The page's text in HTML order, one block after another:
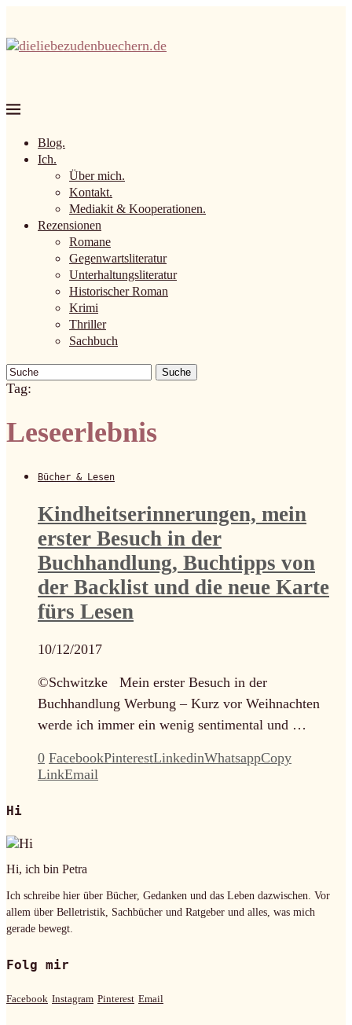
Blog.
Ich.
Über mich.
Kontakt.
Mediakit & Kooperationen.
Rezensionen
Romane
Gegenwartsliteratur
Unterhaltungsliteratur
Historischer Roman
Krimi
Thriller
Sachbuch
Suche
Tag:
Leseerlebnis
Bücher & Lesen
Kindheitserinnerungen, mein
erster Besuch in der
Buchhandlung, Buchtipps von
der Backlist und die neue Karte
fürs Lesen
10/12/2017
©Schwitzke Mein erster Besuch in der
Buchhandlung Werbung – Kurz vor Weihnachten
werde ich immer ein wenig sentimental und …
0 FacebookPinterestLinkedinWhatsappCopy
LinkEmail
Hi
Hi, ich bin Petra
Ich schreibe hier über Bücher, Gedanken und das Leben dazwischen. Vor
allem über Belletristik, Sachbücher und Ratgeber und alles, was mich
gerade bewegt.
Folg mir
Facebook Instagram Pinterest Email